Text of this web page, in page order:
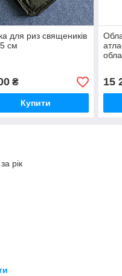
для риз священиків
см
₴
Купити
15
рік